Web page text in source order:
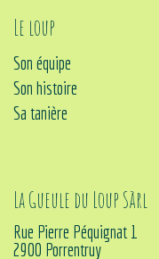
Le loup
Son équipe
Son histoire
Sa tanière
La Gueule du Loup Sàrl
Rue Pierre Péquignat 1
2900 Porrentruy